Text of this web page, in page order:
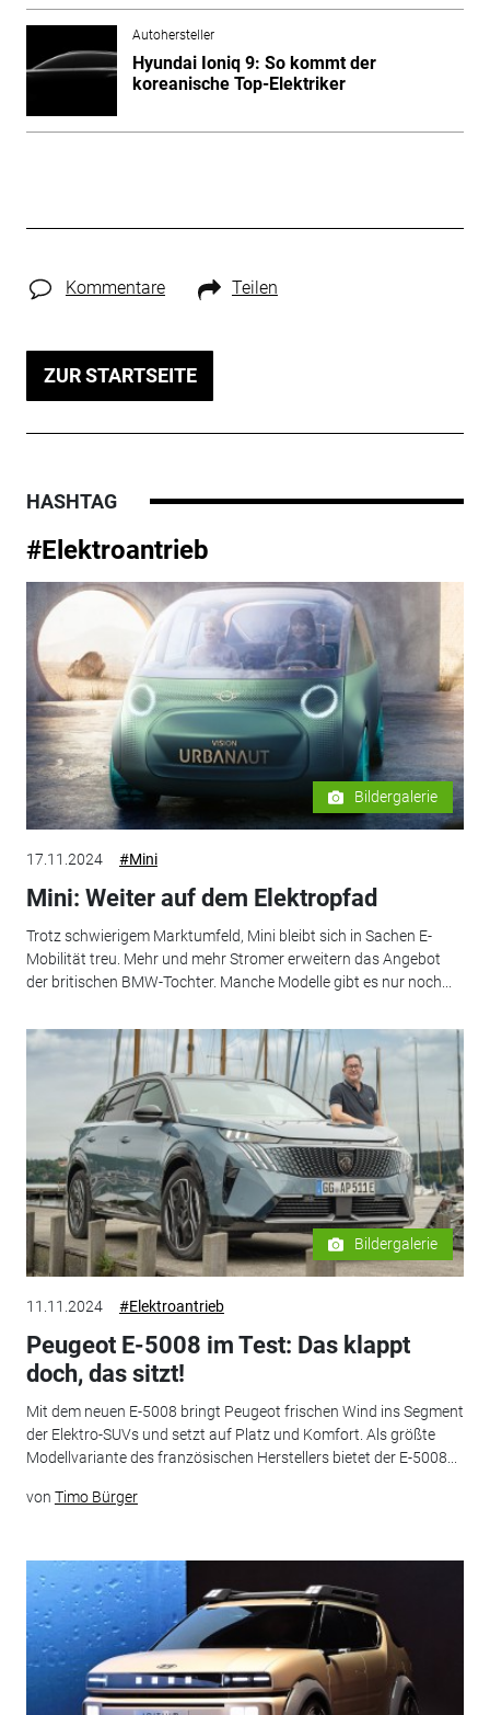
Autohersteller
Hyundai Ioniq 9: So kommt der
koreanische Top-Elektriker
Kommentare Teilen
ZUR STARTSEITE
HASHTAG
#Elektroantrieb
Bildergalerie
17.11.2024 #Mini
Mini: Weiter auf dem Elektropfad
Trotz schwierigem Marktumfeld, Mini bleibt sich in Sachen E-
Mobilität treu. Mehr und mehr Stromer erweitern das Angebot
der britischen BMW-Tochter. Manche Modelle gibt es nur noch...
Bildergalerie
11.11.2024 #Elektroantrieb
Peugeot E-5008 im Test: Das klappt
doch, das sitzt!
Mit dem neuen E-5008 bringt Peugeot frischen Wind ins Segment
der Elektro-SUVs und setzt auf Platz und Komfort. Als größte
Modellvariante des französischen Herstellers bietet der E-5008...
von Timo Bürger